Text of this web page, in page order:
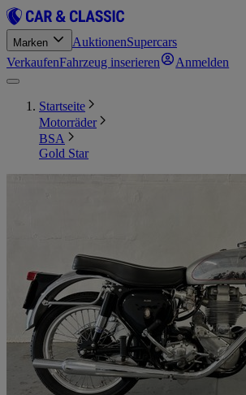
Marken AuktionenSupercars
VerkaufenFahrzeug inserieren Anmelden
Startseite
Motorräder
BSA
Gold Star